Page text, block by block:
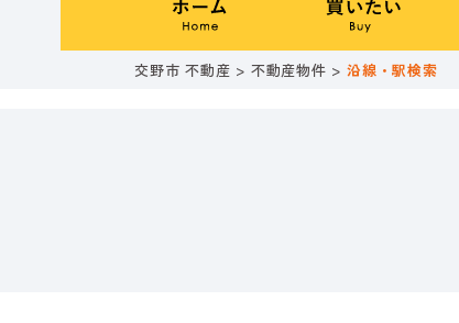
交野市 不動産 > 不動産物件 >沿線・駅検索